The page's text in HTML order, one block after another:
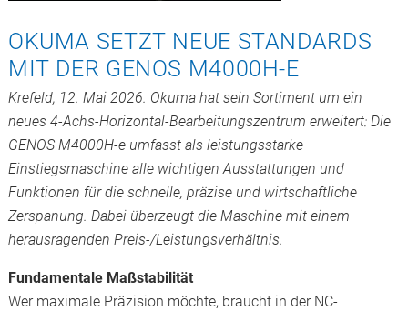
OKUMA SETZT NEUE STANDARDS
MIT DER GENOS M4000H-E
Krefeld, 12. Mai 2026. Okuma hat sein Sortiment um ein
neues 4-Achs-Horizontal-Bearbeitungszentrum erweitert: Die
GENOS M4000H-e umfasst als leistungsstarke
Einstiegsmaschine alle wichtigen Ausstattungen und
Funktionen für die schnelle, präzise und wirtschaftliche
Zerspanung. Dabei überzeugt die Maschine mit einem
herausragenden Preis-/Leistungsverhältnis.
Fundamentale Maßstabilität
Wer maximale Präzision möchte, braucht in der NC-